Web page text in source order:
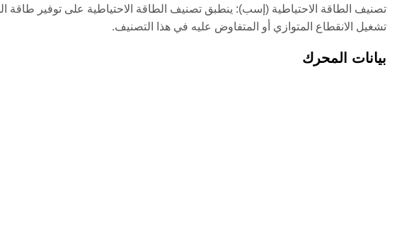
تصنيف الطاقة الاحتياطية (إسب): ينطبق تصنيف الطاقة الاحتياطية على توفير طاقة
تشغيل الانقطاع المتوازي أو المتفاوض عليه في هذا التصنيف.
بيانات المحرك